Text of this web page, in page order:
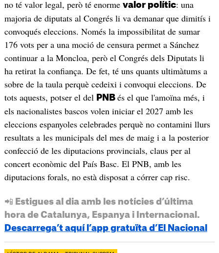
no té valor legal, però té enorme valor polític: una
majoria de diputats al Congrés li va demanar que dimitís i
convoqués eleccions. Només la impossibilitat de sumar
176 vots per a una moció de censura permet a Sánchez
continuar a la Moncloa, però el Congrés dels Diputats li
ha retirat la confiança. De fet, té uns quants ultimàtums a
sobre de la taula perquè cedeixi i convoqui eleccions. De
tots aquests, potser el del PNB és el que l'amoïna més, i
els nacionalistes bascos volen iniciar el 2027 amb les
eleccions espanyoles celebrades perquè no contamini llurs
resultats a les municipals del mes de maig i a la posterior
confecció de les diputacions provincials, claus per al
concert econòmic del País Basc. El PNB, amb les
diputacions forals, no està disposat a córrer cap risc.
📲 Estigues al dia amb les notícies d’última
hora de Catalunya, Espanya i Internacional.
Descarrega’t aquí l’app gratuïta d’El Nacional